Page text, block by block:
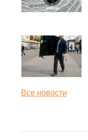
Все новости